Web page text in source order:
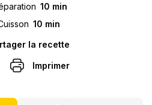
10 min
10 min
la recette
Imprimer